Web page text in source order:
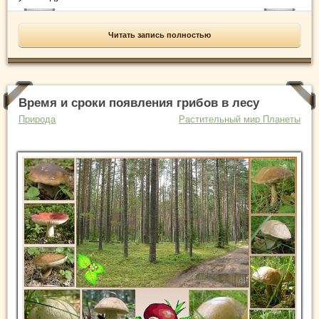
Читать запись полностью
Время и сроки появления грибов в лесу
Природа Растительный мир Планеты